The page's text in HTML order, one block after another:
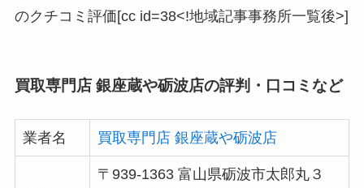
のクチコミ評価[cc id=38<!地域記事事務所一覧後>]
買取専門店 銀座蔵や砺波店の評判・口コミなど
業者名 買取専門店 銀座蔵や砺波店
〒939-1363 富山県砺波市太郎丸３